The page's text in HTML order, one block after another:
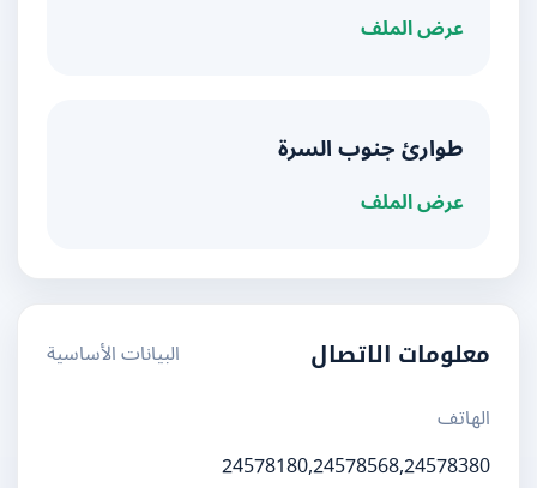
عرض الملف
طوارئ جنوب السرة
عرض الملف
معلومات الاتصال
البيانات الأساسية
الهاتف
24578180,24578568,24578380